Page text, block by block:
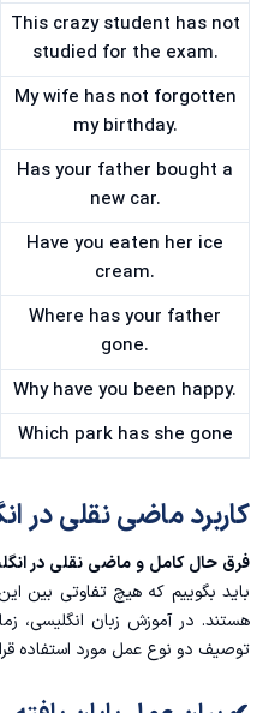
This crazy student has not
studied for the exam.
My wife has not forgotten
my birthday.
Has your father bought a
new car.
Have you eaten her ice
cream.
Where has your father
gone.
Why have you been happy.
Which park has she gone
کاربرد ماضی نقلی در
فرق حال کامل و ماضی نقلی در
باید بگوییم که هیچ تفاوتی بین
هستند. درآموزش زبان انگلیسی،
توصیف دو نوع عمل مورد استفاده